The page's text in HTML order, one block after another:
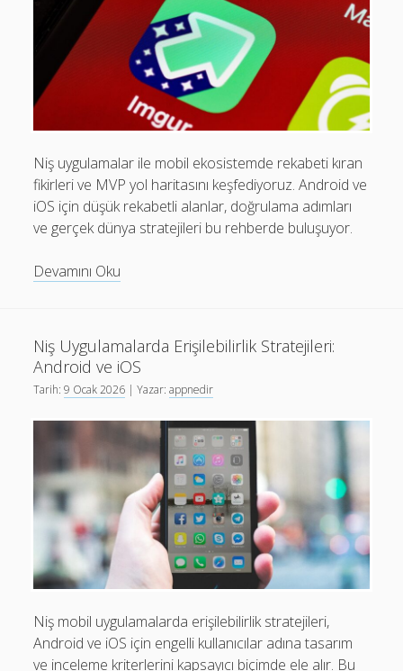
Niş uygulamalar ile mobil ekosistemde rekabeti kıran
fikirleri ve MVP yol haritasını keşfediyoruz. Android ve
iOS için düşük rekabetli alanlar, doğrulama adımları
ve gerçek dünya stratejileri bu rehberde buluşuyor.
Devamını Oku
Yol
Haritası
ve
Fikirler
Niş Uygulamalarda Erişilebilirlik Stratejileri:
Android ve iOS
Tarih:9 Ocak 2026 | Yazar:appnedir
Niş mobil uygulamalarda erişilebilirlik stratejileri,
Android ve iOS için engelli kullanıcılar adına tasarım
ve inceleme kriterlerini kapsayıcı biçimde ele alır. Bu